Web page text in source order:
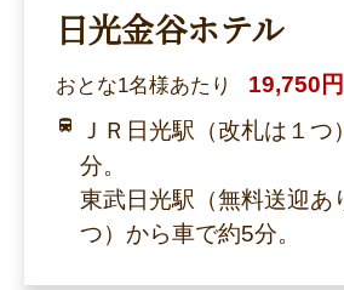
日光金谷ホテル
おとな1名様あたり
19,750
ＪＲ日光駅（改札は１つ
分。
東武日光駅（無料送迎あ
つ）から車で約5分。